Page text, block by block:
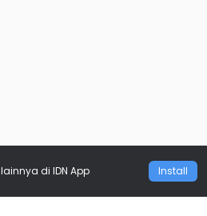
lainnya di IDN App Install